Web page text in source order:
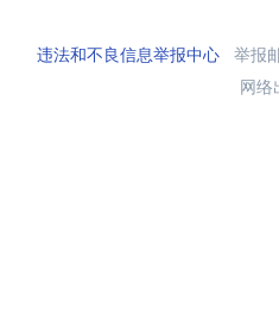
违法和不良信息举报中心举报
网